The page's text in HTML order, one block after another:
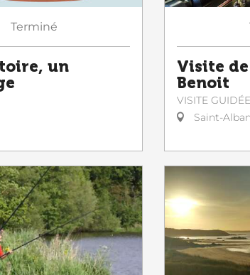
Terminé
un
Visite
Benoit
VISITE GUIDÉE
Saint-Alban